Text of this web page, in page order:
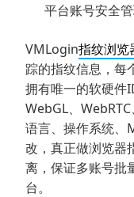
平台账号安全管
VMLogin指纹浏览
踪的指纹信息，每
拥有唯一的软硬件
WebGL、
语言、操作系统、
改，真正做浏览器
离，保证多账号批
台。